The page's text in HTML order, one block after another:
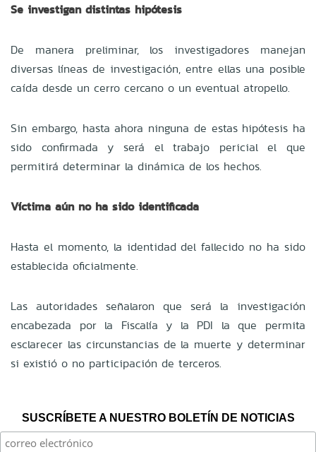
Se investigan distintas hipótesis
De manera preliminar, los investigadores manejan
diversas líneas de investigación, entre ellas una posible
caída desde un cerro cercano o un eventual atropello.
Sin embargo, hasta ahora ninguna de estas hipótesis ha
sido confirmada y será el trabajo pericial el que
permitirá determinar la dinámica de los hechos.
Víctima aún no ha sido identificada
Hasta el momento, la identidad del fallecido no ha sido
establecida oficialmente.
Las autoridades señalaron que será la investigación
encabezada por la Fiscalía y la PDI la que permita
esclarecer las circunstancias de la muerte y determinar
si existió o no participación de terceros.
SUSCRÍBETE A NUESTRO BOLETÍN DE NOTICIAS